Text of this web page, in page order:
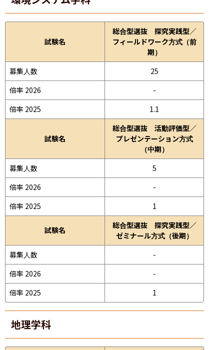
試験名
総合型選抜 探究実践型／
フィールドワーク方式（前
期）
募集人数
25
倍率 2026
-
倍率 2025
1.1
試験名
総合型選抜 活動評価型／
プレゼンテーション方式
（中期）
募集人数
5
倍率 2026
-
倍率 2025
1
試験名
総合型選抜 探究実践型／
ゼミナール方式（後期）
募集人数
-
倍率 2026
-
倍率 2025
1
地理学科